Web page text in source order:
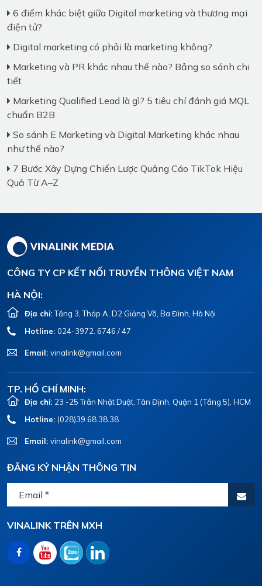
6 điểm khác biệt giữa Digital marketing và thương mại
điện tử?
Digital marketing có phải là marketing không?
Marketing và PR khác nhau thế nào? Bảng so sánh chi
tiết
Marketing Qualified Lead là gì? 5 tiêu chí đánh giá MQL
chuẩn B2B
So sánh E Marketing và Digital Marketing khác nhau
như thế nào?
7 Bước Xây Dựng Chiến Lược Quảng Cáo TikTok Hiệu
Quả Từ A–Z
CÔNG TY CP KẾT NỐI TRUYỀN THÔNG VIỆT NAM
HÀ NỘI:
Địa chỉ:Tầng 3, Tháp A, D2 Giảng Võ, Ba Đình, Hà Nội
Hotline: 024-3972. 6746 / 47
Email: vinalink@gmail.com
TP. HỒ CHÍ MINH:
Địa chỉ: 23 -25 Trần Nhật Duật, Tân Định, Quận 1 (Tầng 5), HCM
Hotline: (028)39.68.38.38
Email: vinalink@gmail.com
ĐĂNG KÝ NHẬN THÔNG TIN
VINALINK TRÊN MXH